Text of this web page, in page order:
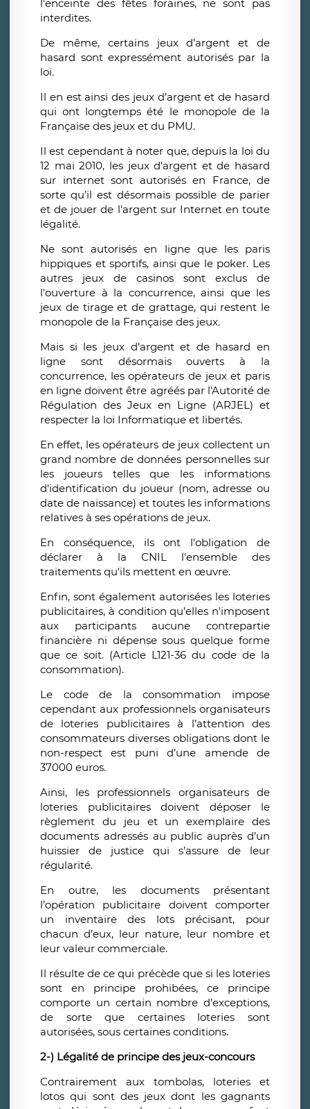
l'enceinte des fêtes foraines, ne sont pas
interdites.
De même, certains jeux d’argent et de
hasard sont expressément autorisés par la
loi.
Il en est ainsi des jeux d’argent et de hasard
qui ont longtemps été le monopole de la
Française des jeux et du PMU.
Il est cependant à noter que, depuis la loi du
12 mai 2010, les jeux d'argent et de hasard
sur internet sont autorisés en France, de
sorte qu’il est désormais possible de parier
et de jouer de l'argent sur Internet en toute
légalité.
Ne sont autorisés en ligne que les paris
hippiques et sportifs, ainsi que le poker. Les
autres jeux de casinos sont exclus de
l'ouverture à la concurrence, ainsi que les
jeux de tirage et de grattage, qui restent le
monopole de la Française des jeux.
Mais si les jeux d’argent et de hasard en
ligne sont désormais ouverts à la
concurrence, les opérateurs de jeux et paris
en ligne doivent être agréés par l'Autorité de
Régulation des Jeux en Ligne (ARJEL) et
respecter la loi Informatique et libertés.
En effet, les opérateurs de jeux collectent un
grand nombre de données personnelles sur
les joueurs telles que les informations
d'identification du joueur (nom, adresse ou
date de naissance) et toutes les informations
relatives à ses opérations de jeux.
En conséquence, ils ont l'obligation de
déclarer à la CNIL l'ensemble des
traitements qu'ils mettent en œuvre.
Enfin, sont également autorisées les loteries
publicitaires, à condition qu’elles n'imposent
aux participants aucune contrepartie
financière ni dépense sous quelque forme
que ce soit. (Article L121-36 du code de la
consommation).
Le code de la consommation impose
cependant aux professionnels organisateurs
de loteries publicitaires à l’attention des
consommateurs diverses obligations dont le
non-respect est puni d’une amende de
37000 euros.
Ainsi, les professionnels organisateurs de
loteries publicitaires doivent déposer le
règlement du jeu et un exemplaire des
documents adressés au public auprès d’un
huissier de justice qui s’assure de leur
régularité.
En outre, les documents présentant
l’opération publicitaire doivent comporter
un inventaire des lots précisant, pour
chacun d’eux, leur nature, leur nombre et
leur valeur commerciale.
Il résulte de ce qui précède que si les loteries
sont en principe prohibées, ce principe
comporte un certain nombre d’exceptions,
de sorte que certaines loteries sont
autorisées, sous certaines conditions.
2-) Légalité de principe des jeux-concours
Contrairement aux tombolas, loteries et
lotos qui sont des jeux dont les gagnants